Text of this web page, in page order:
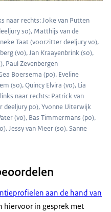
naar rechts: Joke van Putten
so), Matthijs van de
Taat (voorzitter deeljury vo),
(vo), Jan Kraayenbrink (so),
Paul Zevenbergen
Boersema (po), Eveline
(so), Quincy Elvira (vo), Lia
naar rechts: Patrick van
deeljury po), Yvonne Uiterwijk
(vo), Bas Timmermans (po),
Jessy van Meer (so), Sanne
aan de hand van
hiervoor in gesprek met